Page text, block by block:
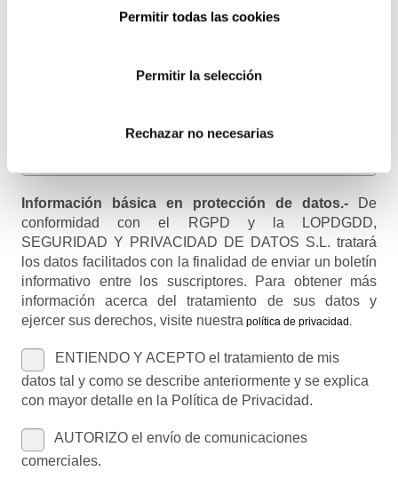
Permitir todas las cookies
Permitir la selección
Rechazar no necesarias
Información básica en protección de datos.- De
conformidad con el RGPD y la LOPDGDD,
SEGURIDAD Y PRIVACIDAD DE DATOS S.L. tratará
los datos facilitados con la finalidad de enviar un boletín
informativo entre los suscriptores. Para obtener más
información acerca del tratamiento de sus datos y
ejercer sus derechos, visite nuestra política de privacidad
ENTIENDO Y ACEPTO el tratamiento de mis
datos tal y como se describe anteriormente y se explica
con mayor detalle en la Política de Privacidad.
AUTORIZO el envío de comunicaciones
comerciales.